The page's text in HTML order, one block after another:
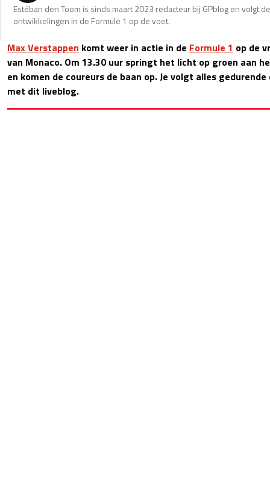
Estéban den Toom is sinds maart 2023 redacteur bij GPblog en volgt
ontwikkelingen in de Formule 1 op de voet.
Max Verstappen komt weer in actie in de Formule 1 op de
van Monaco. Om 13.30 uur springt het licht op groen aan
en komen de coureurs de baan op. Je volgt alles
met dit liveblog.